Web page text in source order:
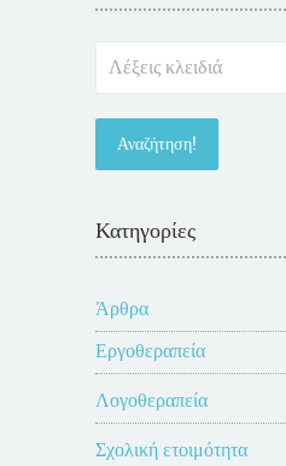
Κατηγορίες
Άρθρα
Εργοθεραπεία
Λογοθεραπεία
Σχολική ετοιμότητα